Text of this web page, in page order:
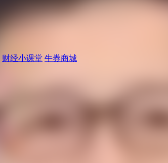
财经小课堂 牛券商城